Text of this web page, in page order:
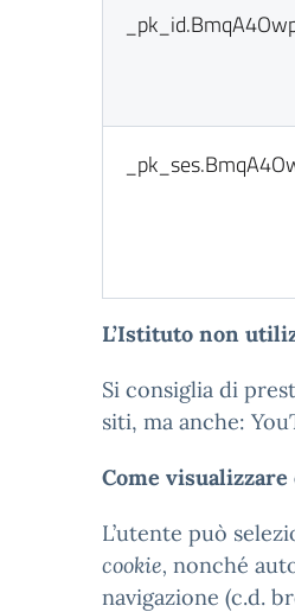
L’Istituto non
Si consiglia di
siti, ma anche:
Come
L’utente può
cookie, nonché
navigazione (c.d.